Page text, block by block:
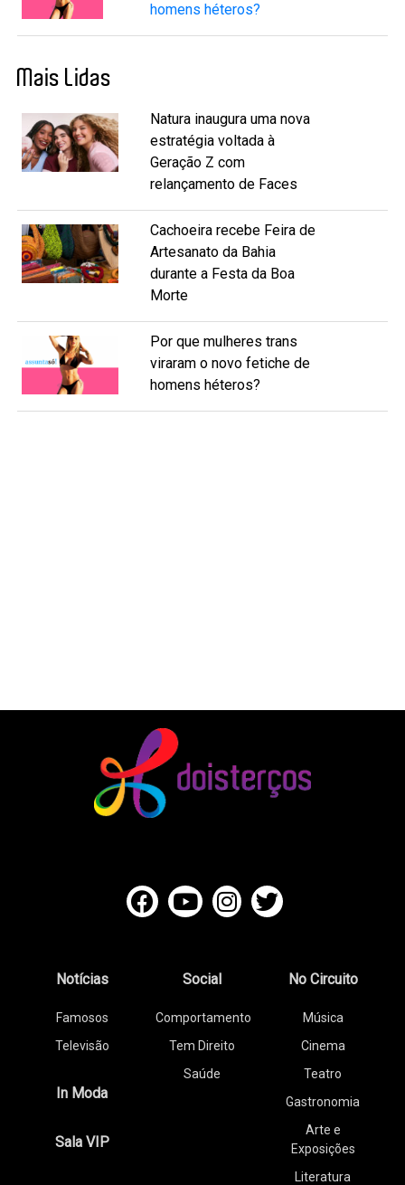
homens héteros?
Mais Lidas
Natura inaugura uma nova
estratégia voltada à
Geração Z com
relançamento de Faces
Cachoeira recebe Feira de
Artesanato da Bahia
durante a Festa da Boa
Morte
Por que mulheres trans
viraram o novo fetiche de
homens héteros?
Notícias
Famosos
Televisão
In Moda
Sala VIP
Social
Comportamento
Tem Direito
Saúde
No Circuito
Música
Cinema
Teatro
Gastronomia
Arte e
Exposições
Literatura